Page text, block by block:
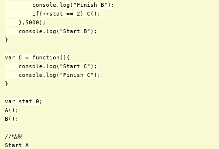
        console.log("Finish B");
        if(++stat == 2) C();
    },5000);
    console.log("Start B");
}
var C = function(){
    console.log("Start C");
    console.log("Finish C");
}
var stat=0;
A();
B();
//结果
Start A